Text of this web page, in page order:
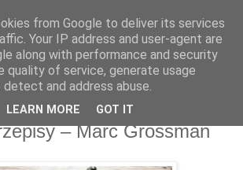
na widelcu
recenzje, inspiracje, konkursy.
2023
– Marc Grossman
from Google to deliver its services
Your IP address and user-agent are
along with performance and security
quality of service, generate usage
and address abuse.
LEARN MORE GOT IT